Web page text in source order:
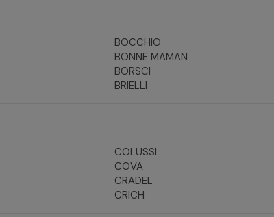
BOCCHIO
BONNE MAMAN
BORSCI
BRIELLI
COLUSSI
COVA
CRADEL
CRICH